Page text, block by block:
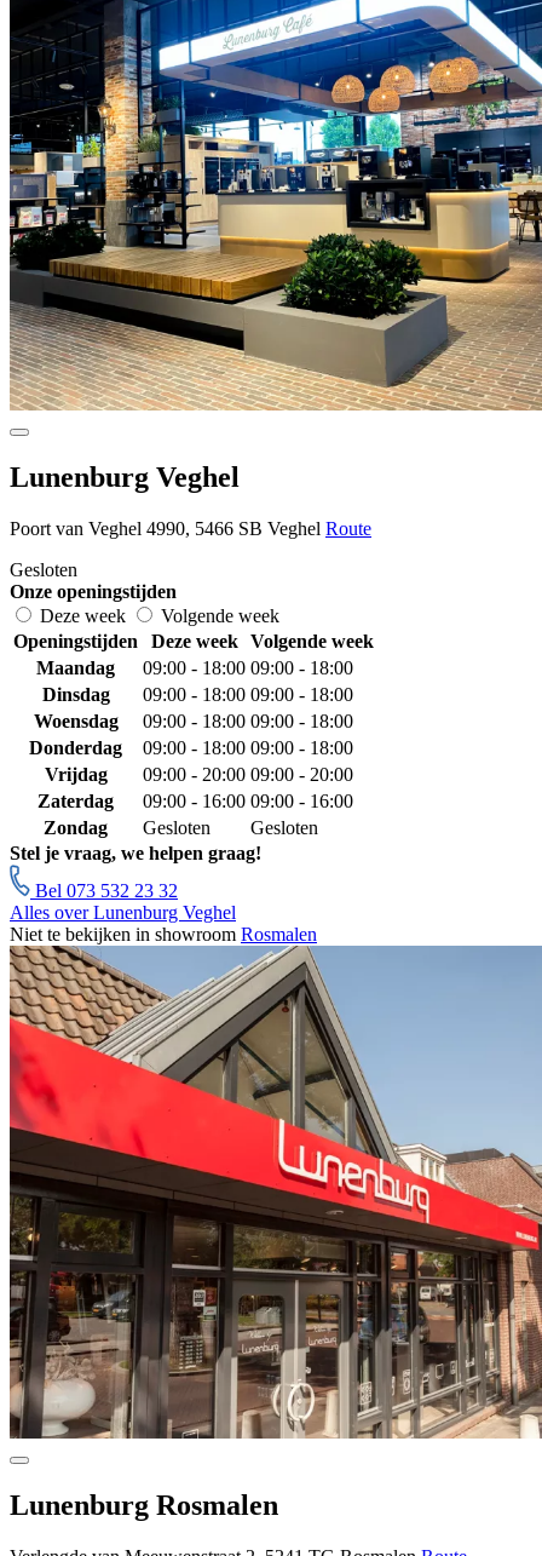
Lunenburg Veghel
Poort van Veghel 4990, 5466 SB Veghel Route
Gesloten
Onze openingstijden
Deze week
Volgende week
Openingstijden
Deze week
Volgende week
Maandag
09:00 - 18:00 09:00 - 18:00
Dinsdag
09:00 - 18:00 09:00 - 18:00
Woensdag
09:00 - 18:00 09:00 - 18:00
Donderdag
09:00 - 18:00 09:00 - 18:00
Vrijdag
09:00 - 20:00 09:00 - 20:00
Zaterdag
09:00 - 16:00 09:00 - 16:00
Zondag
Gesloten
Gesloten
Stel je vraag, we helpen graag!
Bel 073 532 23 32
Alles over Lunenburg Veghel
Niet te bekijken in showroom Rosmalen
Lunenburg Rosmalen